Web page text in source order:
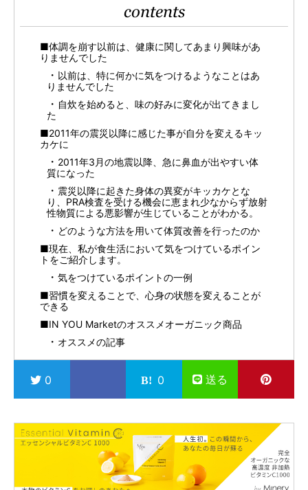
contents
■体調を崩す以前は、健康に関してあまり興味があ
りませんでした
以前は、特に何かに気をつけるようなことはあ
りませんでした
自炊を始めると、味の好みに変化が出てきまし
た
■2011年の震災以降に感じた事が自分を変えるキッ
カケに
2011年3月の地震以降、急に鼻血が出やすい体
質になった
震災以降に起きた身体の異変がキッカケとな
り、PRA検査を受ける機会に恵まれ少なからず放射
性物質による悪影響が生じていることがわかる。
どのような方法を用いて体質改善を行ったのか
■現在、私が食生活において気をつけているポイン
トをご紹介します。
気をつけているポイントの一例
■習慣を変えることで、心身の状態を変えることが
できる
■IN YOU Marketのオススメオーガニック商品
オススメの記事
0 0 送る